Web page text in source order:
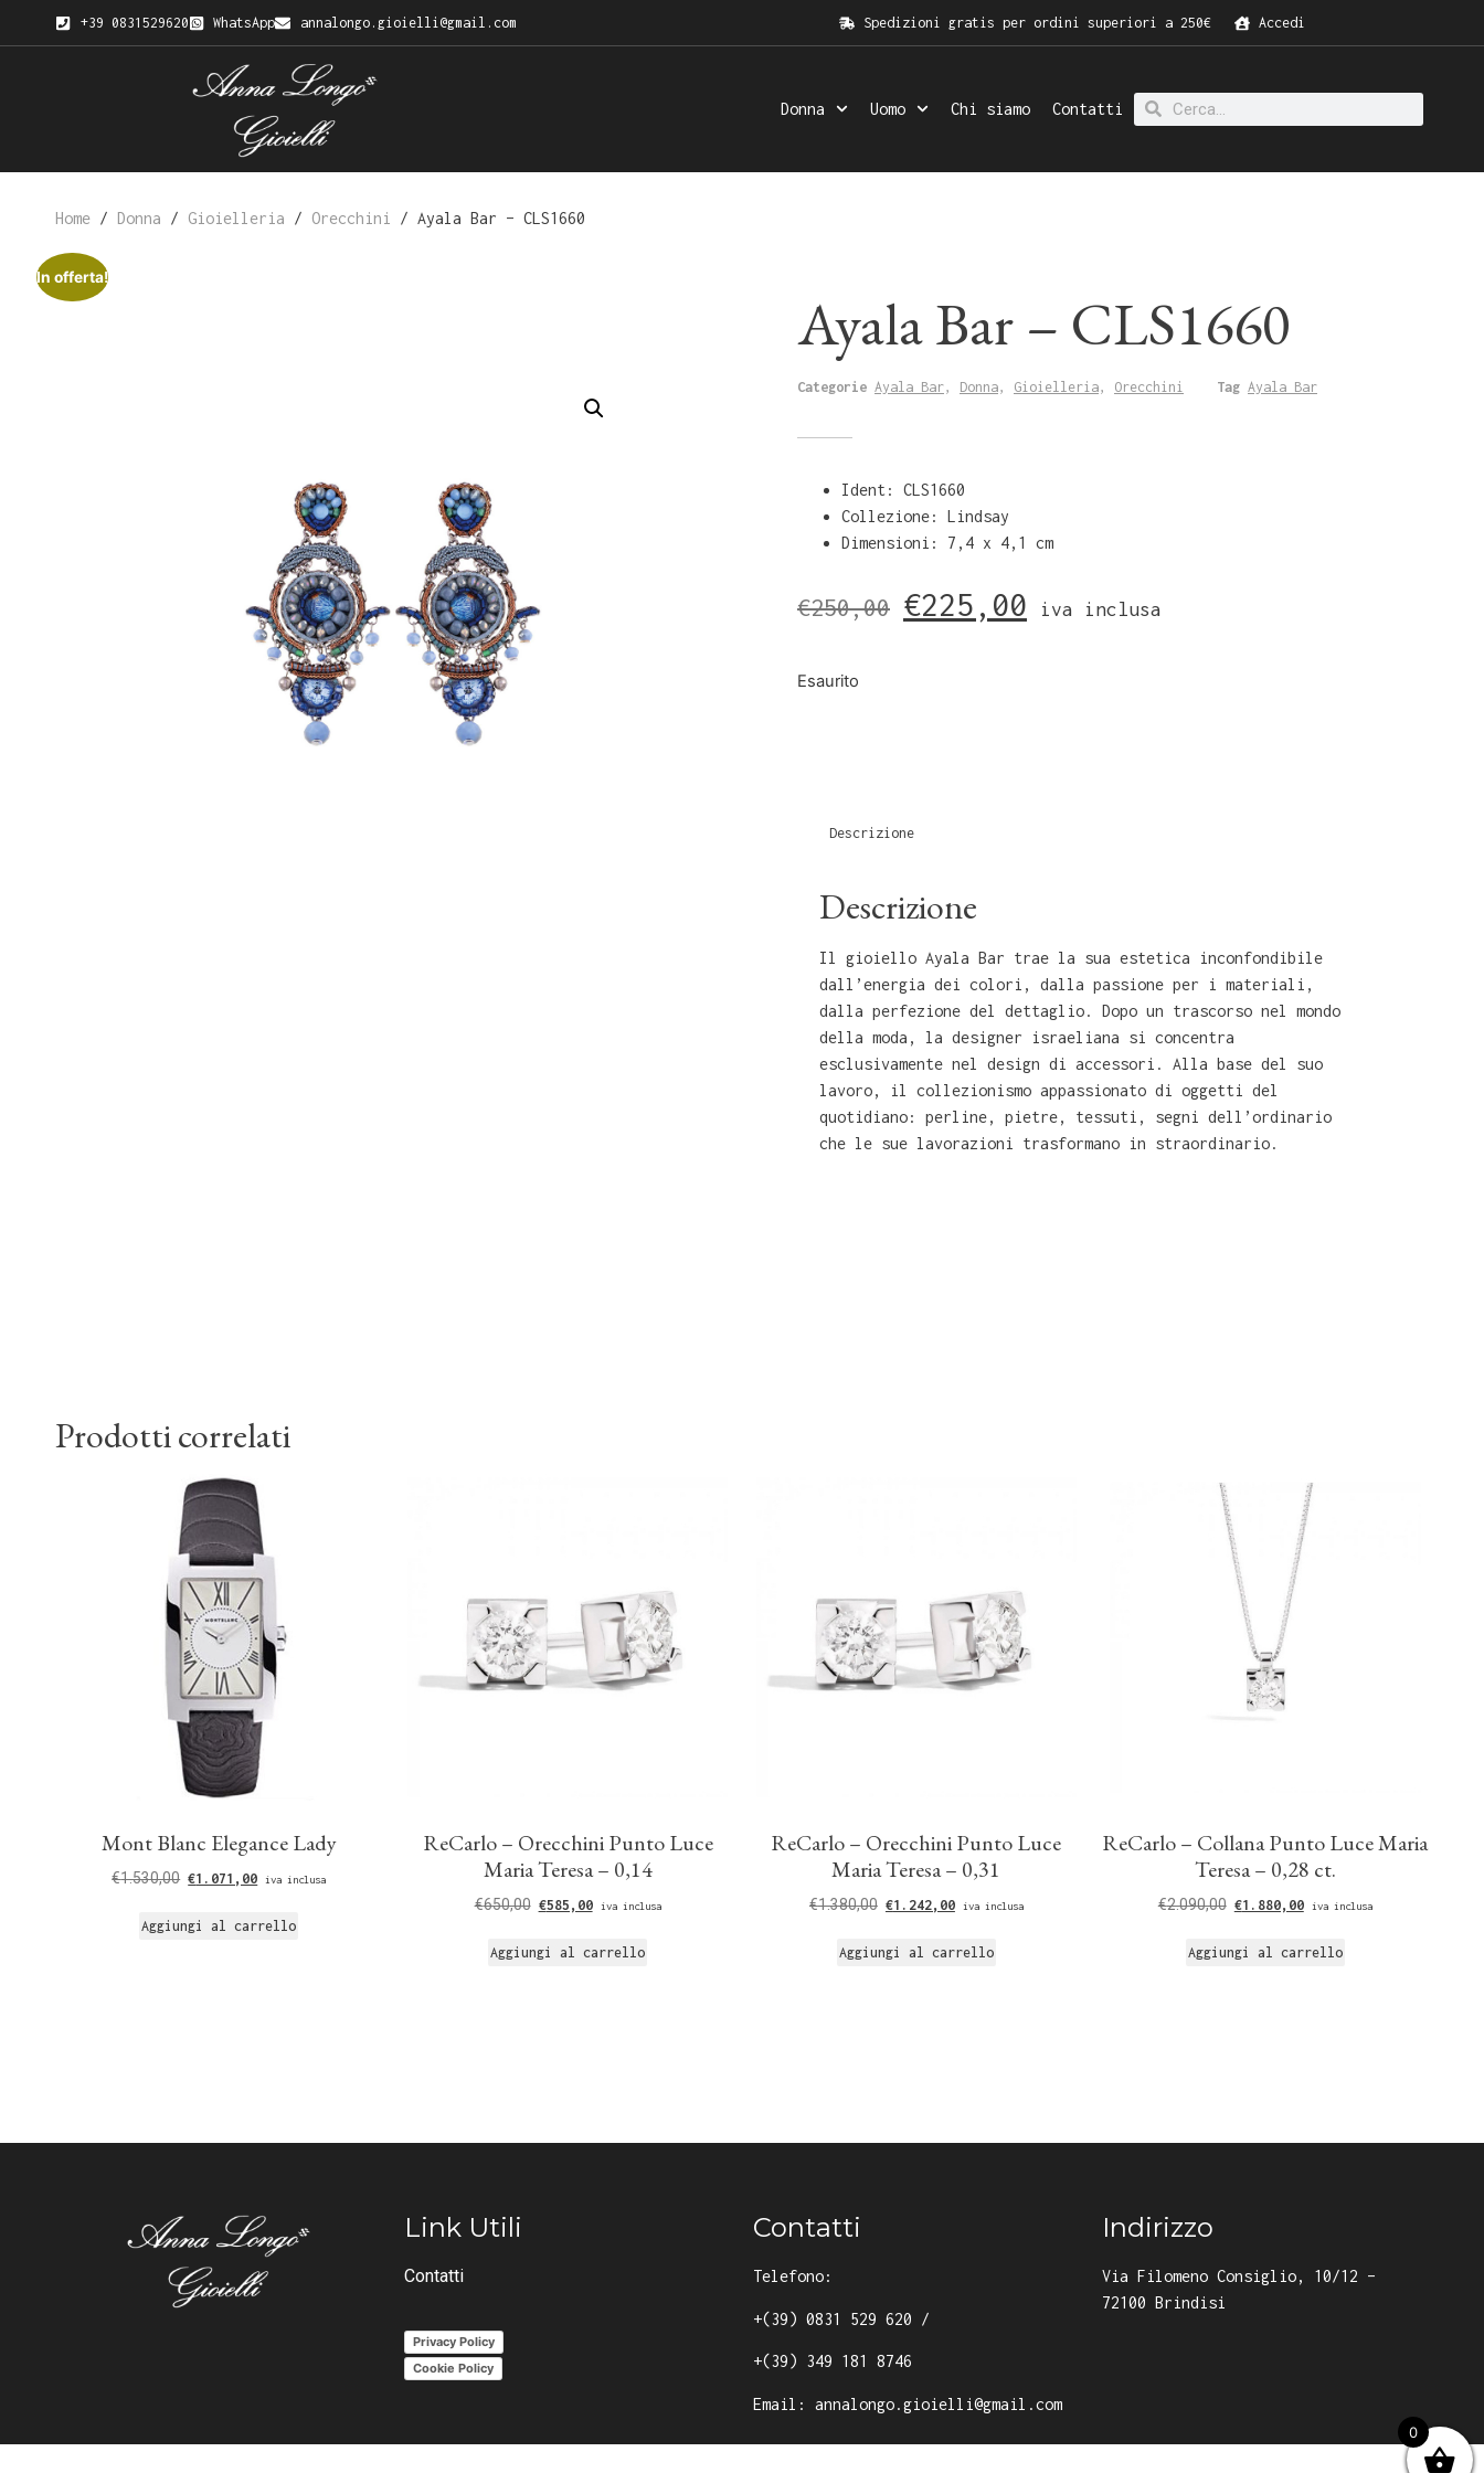
+39 0831529620 WhatsApp annalongo.gioielli@gmail.com Spedizioni gratis per ordini superiori a 250€ Accedi
Donna Uomo Chi siamo Contatti
Home / Donna / Gioielleria / Orecchini / Ayala Bar – CLS1660
In offerta!
Ayala Bar – CLS1660
Categorie Ayala Bar, Donna, Gioielleria, Orecchini Tag Ayala Bar
Ident: CLS1660
Collezione: Lindsay
Dimensioni: 7,4 x 4,1 cm
€250,00 €225,00 iva inclusa
Esaurito
Descrizione
Descrizione
Il gioiello Ayala Bar trae la sua estetica inconfondibile
dall’energia dei colori, dalla passione per i materiali,
dalla perfezione del dettaglio. Dopo un trascorso nel mondo
della moda, la designer israeliana si concentra
esclusivamente nel design di accessori. Alla base del suo
lavoro, il collezionismo appassionato di oggetti del
quotidiano: perline, pietre, tessuti, segni dell’ordinario
che le sue lavorazioni trasformano in straordinario.
Prodotti correlati
Mont Blanc Elegance Lady
€1.530,00 €1.071,00 iva inclusa
Aggiungi al carrello
ReCarlo – Orecchini Punto Luce
Maria Teresa – 0,14
€650,00 €585,00 iva inclusa
Aggiungi al carrello
ReCarlo – Orecchini Punto Luce
Maria Teresa – 0,31
€1.380,00 €1.242,00 iva inclusa
Aggiungi al carrello
ReCarlo – Collana Punto Luce Maria
Teresa – 0,28 ct.
€2.090,00 €1.880,00 iva inclusa
Aggiungi al carrello
Link Utili
Contatti
Privacy Policy
Cookie Policy
Contatti
Telefono:
+(39) 0831 529 620 /
+(39) 349 181 8746
Email: annalongo.gioielli@gmail.com
Indirizzo
Via Filomeno Consiglio, 10/12 –
72100 Brindisi
0